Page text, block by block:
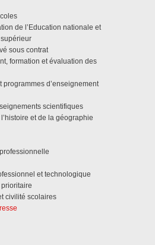
de l’Education nationale et
sous contrat
formation et évaluation des
programmes d’enseignement
scientifiques
et de la géographie
et technologique
civilité scolaires